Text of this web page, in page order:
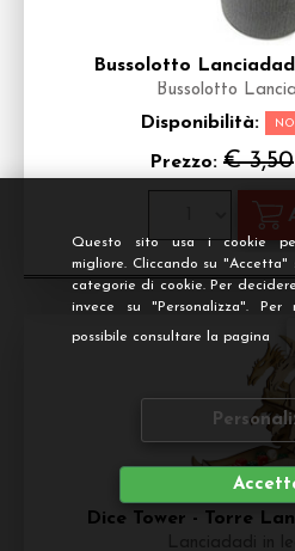
Questo sito usa i cookie
migliore. Cliccando su
categorie di cookie. Per
invece su "Personalizza". Per
possibile consultare la pagina
Bussolotto
Bussolotto
Disponibilità:
Prezzo: € 3,50
Dice Tower - Torre